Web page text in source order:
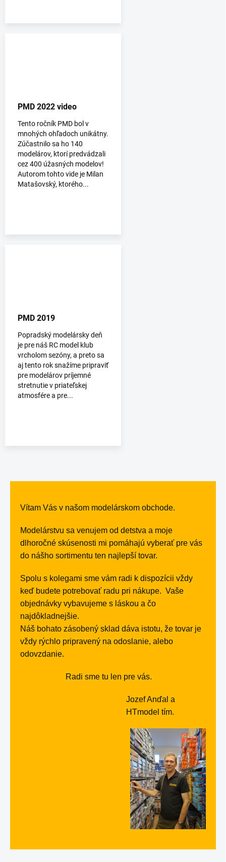
PMD 2022 video
Tento ročník PMD bol v
mnohých ohľadoch unikátny.
Zúčastnilo sa ho 140
modelárov, ktorí predvádzali
cez 400 úžasných modelov!
Autorom tohto vide je Milan
Matašovský, ktorého...
PMD 2019
Popradský modelársky deň
je pre náš RC model klub
vrcholom sezóny, a preto sa
aj tento rok snažíme pripraviť
pre modelárov príjemné
stretnutie v priateľskej
atmosfére a pre...
Vítam Vás v našom modelárskom obchode.
Modelárstvu sa venujem od detstva a moje
dlhoročné skúsenosti mi pomáhajú vyberať pre vás
do nášho sortimentu ten najlepší tovar.
Spolu s kolegami sme vám radi k dispozícii vždy
keď budete potrebovať radu pri nákupe. Vaše
objednávky vybavujeme s láskou a čo
najdôkladnejšie.
Náš bohato zásobený sklad dáva istotu, že tovar je
vždy rýchlo pripravený na odoslanie, alebo
odovzdanie.
Radi sme tu len pre vás.
Jozef Anďal a
HTmodel tím.